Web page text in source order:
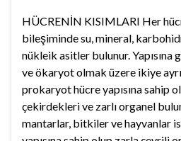
HÜCRENİN KISIMLARI Her
bileşiminde su, mineral,
nükleik asitler bulunur.
ve ökaryot olmak üzere ikiye
prokaryot hücre yapısına sahip
çekirdekleri ve zarlı organel
mantarlar, bitkiler ve hayvanlar